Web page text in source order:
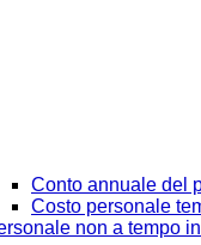
Conto annuale del
Costo personale
non a tempo